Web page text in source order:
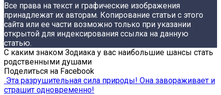
Все права на текст и графические изображения
принадлежат их авторам. Копирование статьи с этого
сайта или ее части возможно только при указании
открытой для индексирования ссылка на данную
статью.
С каким знаком Зодиака у вас наибольшие шансы стать
родственными душами
Поделиться на Facebook
Эта разрушительная сила природы! Она завораживает и
страшит одновременно!